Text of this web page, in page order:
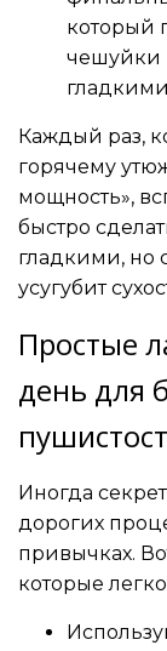
который
чешуйки
Каждый раз,
горячему
мощность»,
быстро
гладкими, но
усугубит
Простые
день для
Иногда
дорогих
привычках.
которые